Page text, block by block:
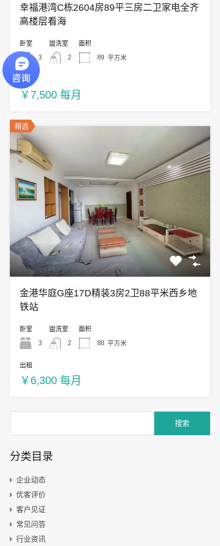
幸福港湾C栋2604房89平三房二卫家电全齐
高楼层看海
卧室
3
盥洗室
2
面积
89 平方米
出租
￥7,500 每月
精选
金港华庭G座17D精装3房2卫88平米西乡地
铁站
卧室
3
盥洗室
2
面积
88 平方米
出租
￥6,300 每月
分类目录
企业动态
优客评价
客户见证
常见问答
行业资讯